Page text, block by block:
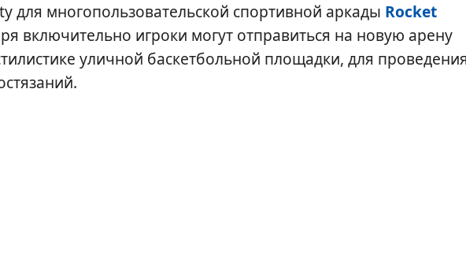
для многопользовательской спортивной аркады Rocket
включительно игроки могут отправиться на новую арену
уличной баскетбольной площадки, для